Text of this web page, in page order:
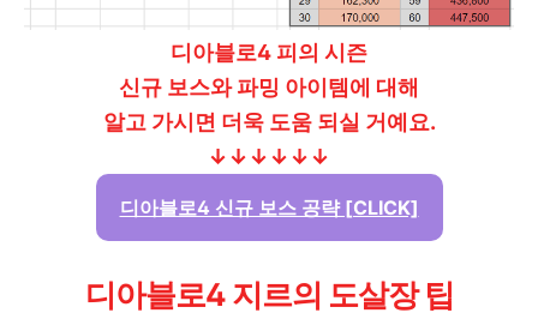
디아블로4 피의 시즌
신규 보스와 파밍 아이템에 대해
알고 가시면 더욱 도움 되실 거예요.
↓↓↓↓↓↓
디아블로4 신규 보스 공략 [CLICK]
디아블로4 지르의 도살장 팁